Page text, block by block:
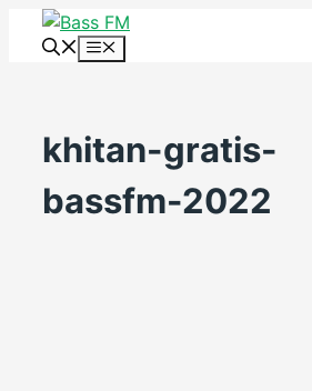
Skip
Menu
khitan-gratis-
bassfm-2022